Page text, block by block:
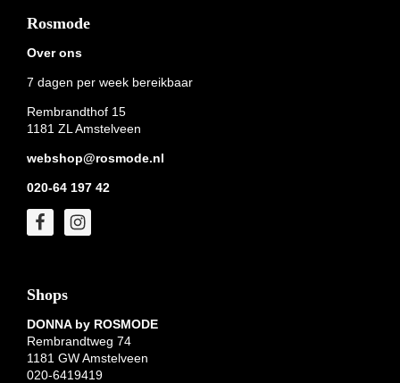
Footer
Rosmode
Over ons
7 dagen per week bereikbaar
Rembrandthof 15
1181 ZL Amstelveen
webshop@rosmode.nl
020-64 197 42
Shops
DONNA by ROSMODE
Rembrandtweg 74
1181 GW Amstelveen
020-6419419